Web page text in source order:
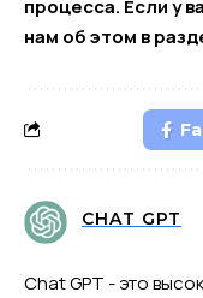
процесса. Если у
нам об этом в
CHAT GPT
Chat GPT - это